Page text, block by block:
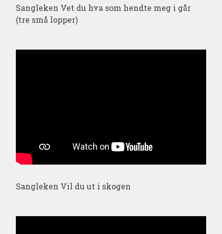
Sangleken Vet du hva som hendte meg i går
(tre små lopper)
Sangleken Vil du ut i skogen